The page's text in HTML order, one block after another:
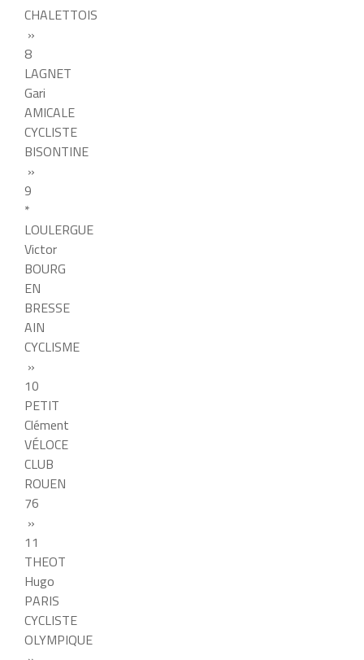
CHALETTOIS
»
8
LAGNET
Gari
AMICALE
CYCLISTE
BISONTINE
»
9
*
LOULERGUE
Victor
BOURG
EN
BRESSE
AIN
CYCLISME
»
10
PETIT
Clément
VÉLOCE
CLUB
ROUEN
76
»
11
THEOT
Hugo
PARIS
CYCLISTE
OLYMPIQUE